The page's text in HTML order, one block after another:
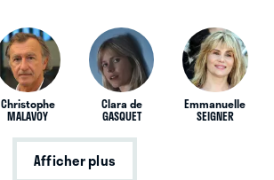
Christophe
MALAVOY
Clara de
GASQUET
Emmanuelle
SEIGNER
Afficher plus